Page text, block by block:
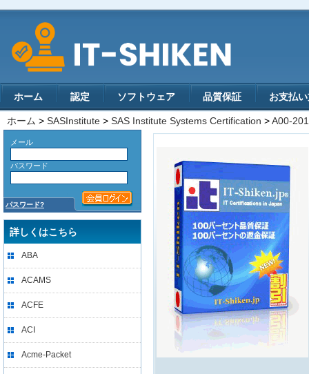
ホーム 認定 ソフトウェア 品質保証 お支払
ホーム > SASInstitute > SAS Institute Systems Certification >A00-201
メール
パスワード
パスワード?
詳しくはこちら
ABA
ACAMS
ACFE
ACI
Acme-Packet